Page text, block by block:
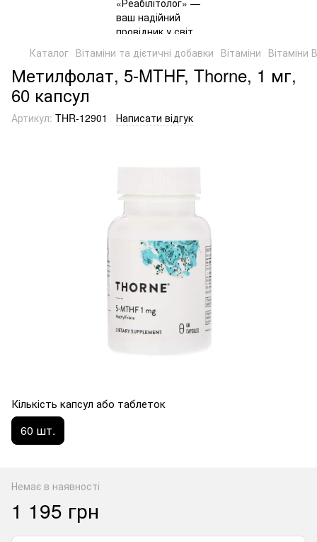
Каталог Вітаміни та дієтичні добавки Вітаміни Вітаміни В
Метилфолат, 5-MTHF, Thorne, 1 мг,
60 капсул
Артикул: THR-12901 Написати відгук
Кількість капсул або таблеток
60 шт.
Немає в наявності
1 195 грн